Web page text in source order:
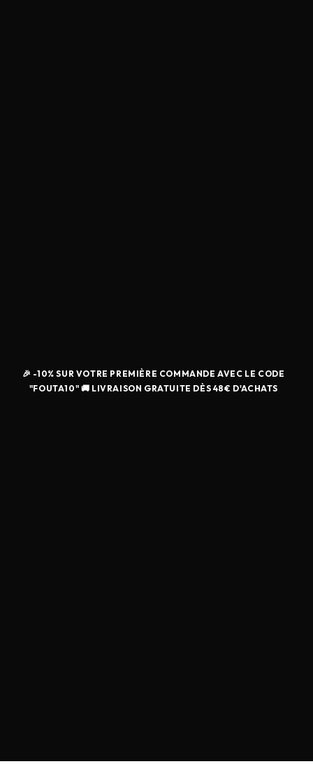
🎉 -10% SUR VOTRE PREMIÈRE COMMANDE AVEC LE CODE
"FOUTA10" 🚚 LIVRAISON GRATUITE DÈS 48€ D'ACHATS